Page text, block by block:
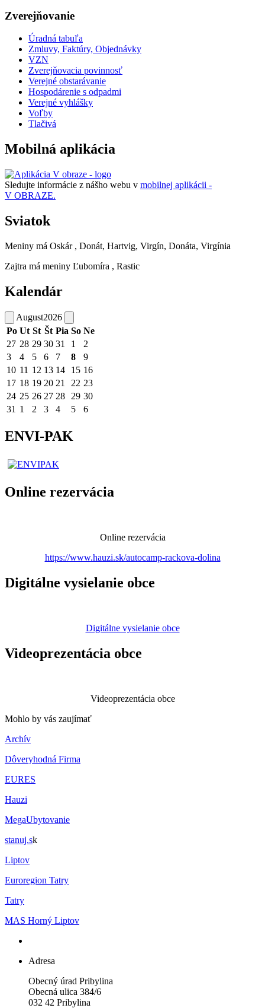
Zverejňovanie
Úradná tabuľa
Zmluvy, Faktúry, Objednávky
VZN
Zverejňovacia povinnosť
Verejné obstarávanie
Hospodárenie s odpadmi
Verejné vyhlášky
Voľby
Tlačivá
Mobilná aplikácia
Sledujte informácie z nášho webu v mobilnej aplikácii -
V OBRAZE.
Sviatok
Meniny má Oskár , Donát, Hartvig, Virgín, Donáta, Virgínia
Zajtra má meniny Ľubomíra , Rastic
Kalendár
August2026
Po Ut St Št Pia So Ne
27 28 29 30 31 1
2
3
4 5 6 7 8
9
10 11 12 13 14 15 16
17 18 19 20 21 22 23
24 25 26 27 28 29 30
31 1 2 3 4 5 6
ENVI-PAK
Online rezervácia
Online rezervácia
https://www.hauzi.sk/autocamp-rackova-dolina
Digitálne vysielanie obce
Digitálne vysielanie obce
Videoprezentácia obce
Videoprezentácia obce
Mohlo by vás zaujímať
Archív
Dôveryhodná Firma
EURES
Hauzi
MegaUbytovanie
stanuj.sk
Liptov
Euroregion Tatry
Tatry
MAS Horný Liptov
Adresa
Obecný úrad Pribylina
Obecná ulica 384/6
032 42 Pribylina